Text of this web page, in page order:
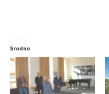
Srodno